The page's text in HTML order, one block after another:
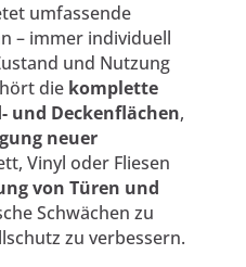
umfassende
– immer individuell
und Nutzung
die komplette
und Deckenflächen,
neuer
Vinyl oder Fliesen
von Türen und
Schwächen zu
zu verbessern.